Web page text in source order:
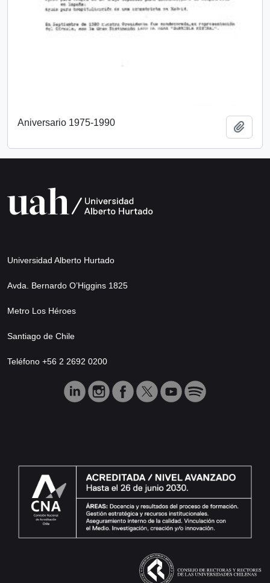
Aniversario 1975-1990
Universidad Alberto Hurtado
Avda. Bernardo O’Higgins 1825
Metro Los Héroes
Santiago de Chile
Teléfono +56 2 2692 0200